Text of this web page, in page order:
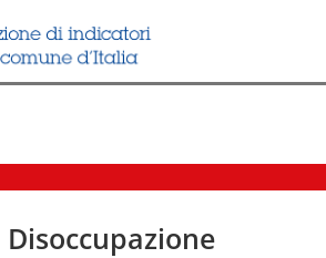
Disoccupazione